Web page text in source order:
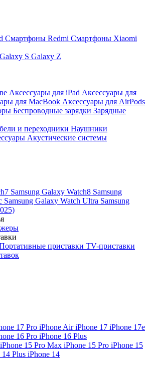
Смартфоны Redmi Смартфоны Xiaomi
Galaxy S Galaxy Z
Аксессуары для iPad Аксессуары для
для MacBook Аксессуары для AirPods
Беспроводные зарядки Зарядные
и переходники Наушники
Акустические системы
Samsung Galaxy Watch8 Samsung
Samsung Galaxy Watch Ultra Samsung
приставки TV-приставки
17 Pro iPhone AiriPhone 17 iPhone 17e
16 Pro iPhone 16 Plus
iPhone 15 Pro Max iPhone 15 Pro iPhone 15
14 Plus iPhone 14